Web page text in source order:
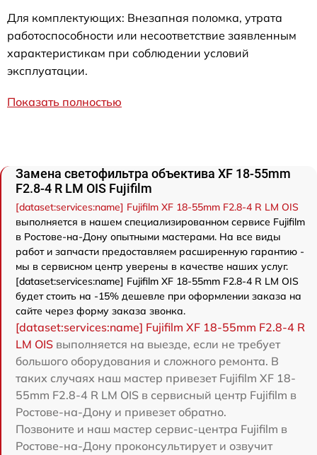
Для комплектующих: Внезапная поломка, утрата
работоспособности или несоответствие заявленным
характеристикам при соблюдении условий
эксплуатации.
Показать полностью
Замена светофильтра объектива XF 18-55mm
F2.8-4 R LM OIS Fujifilm
[dataset:services:name] Fujifilm XF 18-55mm F2.8-4 R LM OIS
выполняется в нашем специализированном сервисе Fujifilm
в Ростове-на-Дону опытными мастерами. На все виды
работ и запчасти предоставляем расширенную гарантию -
мы в сервисном центр уверены в качестве наших услуг.
[dataset:services:name] Fujifilm XF 18-55mm F2.8-4 R LM OIS
будет стоить на -15% дешевле при оформлении заказа на
сайте через форму заказа звонка.
[dataset:services:name] Fujifilm XF 18-55mm F2.8-4 R
LM OIS выполняется на выезде, если не требует
большого оборудования и сложного ремонта. В
таких случаях наш мастер привезет Fujifilm XF 18-
55mm F2.8-4 R LM OIS в сервисный центр Fujifilm в
Ростове-на-Дону и привезет обратно.
Позвоните и наш мастер сервис-центра Fujifilm в
Ростове-на-Дону проконсультирует и озвучит